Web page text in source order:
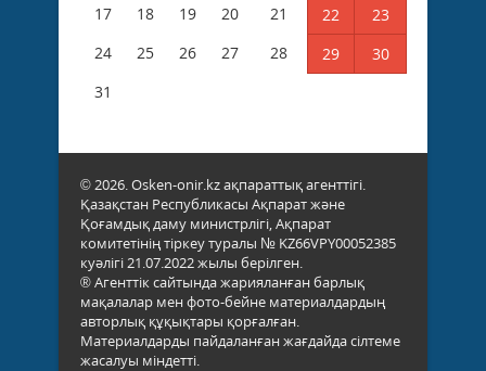
17
18 19 20 21 22
23
24
25 26 27 28 29
30
31
© 2026. Osken-onir.kz ақпараттық агенттігі.
Қазақстан Республикасы Ақпарат және
Қоғамдық даму министрлігі, Ақпарат
комитетінің тіркеу туралы № KZ66VPY00052385
куәлігі 21.07.2022 жылы берілген.
® Агенттік сайтында жарияланған барлық
мақалалар мен фото-бейне материалдардың
авторлық құқықтары қорғалған.
Материалдарды пайдаланған жағдайда сілтеме
жасалуы міндетті.